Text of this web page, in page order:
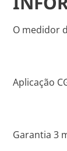
O medidor
Aplicação
Garantia 3